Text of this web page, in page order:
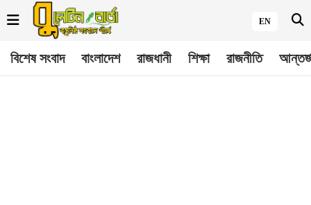
EN
বিশেষ সংবাদ বাংলাদেশ রাজধানী শিক্ষা রাজনীতি